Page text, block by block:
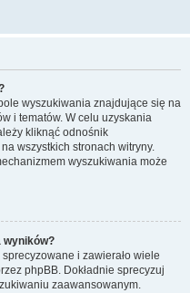
wyszukiwania znajdujące się na
i tematów. W celu uzyskania
kliknąć odnośnik
wszystkich stronach witryny.
wyszukiwania może
wyników?
i zawierało wiele
phpBB. Dokładnie sprecyzuj
zaawansowanym.